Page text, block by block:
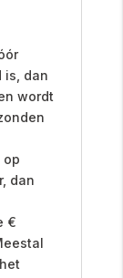
is, dan
wordt
op
dan
€